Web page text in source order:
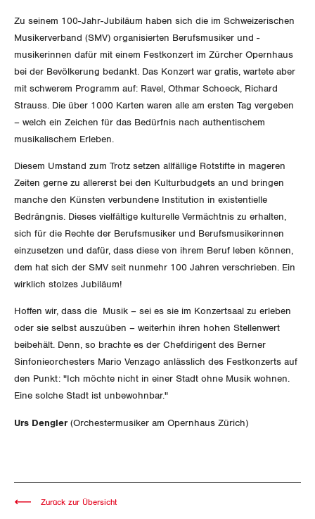
Rentner:innen-Kommission
Genf
Glarus
Graubünden
Jura
Neuenburg
Nidwalden
Obwalden
Uri
Zu seinem 100-Jahr-Jubiläum haben sich die im Schweizerischen
Musikerverband (SMV) organisierten Berufsmusiker und -
musikerinnen dafür mit einem Festkonzert im Zürcher Opernhaus
bei der Bevölkerung bedankt. Das Konzert war gratis, wartete aber
mit schwerem Programm auf: Ravel, Othmar Schoeck, Richard
Strauss. Die über 1000 Karten waren alle am ersten Tag vergeben
– welch ein Zeichen für das Bedürfnis nach authentischem
musikalischem Erleben.
Diesem Umstand zum Trotz setzen allfällige Rotstifte in mageren
Zeiten gerne zu allererst bei den Kulturbudgets an und bringen
manche den Künsten verbundene Institution in existentielle
Bedrängnis. Dieses vielfältige kulturelle Vermächtnis zu erhalten,
sich für die Rechte der Berufsmusiker und Berufsmusikerinnen
einzusetzen und dafür, dass diese von ihrem Beruf leben können,
dem hat sich der SMV seit nunmehr 100 Jahren verschrieben. Ein
wirklich stolzes Jubiläum!
Hoffen wir, dass die Musik – sei es sie im Konzertsaal zu erleben
oder sie selbst auszuüben – weiterhin ihren hohen Stellenwert
beibehält. Denn, so brachte es der Chefdirigent des Berner
Sinfonieorchesters Mario Venzago anlässlich des Festkonzerts auf
den Punkt: "Ich möchte nicht in einer Stadt ohne Musik wohnen.
Eine solche Stadt ist unbewohnbar."
Urs Dengler (Orchestermusiker am Opernhaus Zürich)
Zurück zur Übersicht